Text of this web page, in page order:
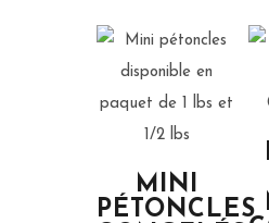
MINI
PÉTONCLES